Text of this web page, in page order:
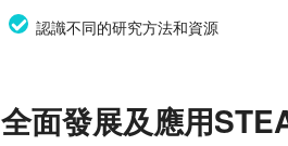
認識不同的研究方法和資源
全面發展及應用